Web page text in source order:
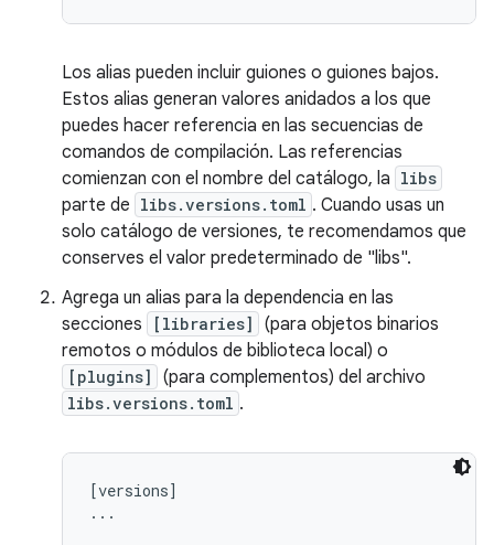
Los alias pueden incluir guiones o guiones bajos.
Estos alias generan valores anidados a los que
puedes hacer referencia en las secuencias de
comandos de compilación. Las referencias
comienzan con el nombre del catálogo, la libs
parte de libs.versions.toml . Cuando usas un
solo catálogo de versiones, te recomendamos que
conserves el valor predeterminado de "libs".
Agrega un alias para la dependencia en las
secciones
[libraries]
(para objetos binarios
remotos o módulos de biblioteca local) o
[plugins] (para complementos) del archivo
libs.versions.toml .
[versions]
...